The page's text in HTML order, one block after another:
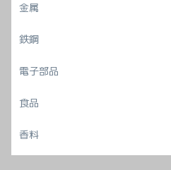
金属
鉄鋼
電子部品
食品
香料